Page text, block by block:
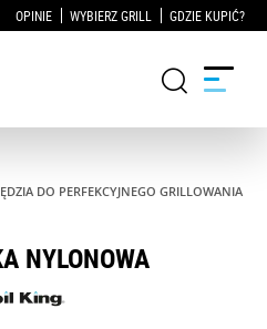
OPINIE WYBIERZ GRILL GDZIE KUPIĆ?
DO PERFEKCYJNEGO GRILLOWANIA
NYLONOWA